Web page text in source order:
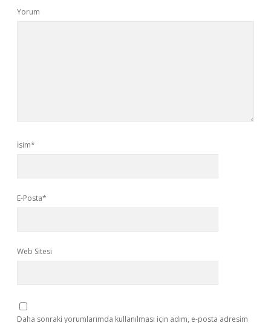
Yorum
İsim*
E-Posta*
Web Sitesi
Daha sonraki yorumlarımda kullanılması için adım, e-posta adresim